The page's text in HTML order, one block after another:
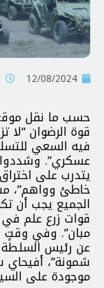
12/08/2024
حسب ما نقل موقع
قوة الرضوان
فيه السعي
عسكري”. وشددوا
يتدرب على
خاطئ وواهم”،
الجميع يجب أن
قوات زرع علم
مبان”. وفي وقتٍ
عن رئيس
شمونة”، أفيحاي
موجودة على